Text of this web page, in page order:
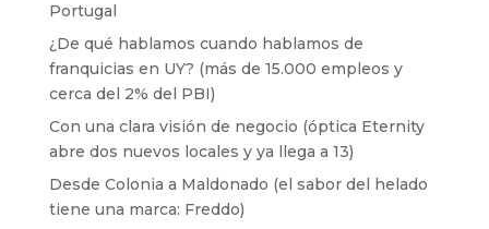
Portugal
¿De qué hablamos cuando hablamos de
franquicias en UY? (más de 15.000 empleos y
cerca del 2% del PBI)
Con una clara visión de negocio (óptica Eternity
abre dos nuevos locales y ya llega a 13)
Desde Colonia a Maldonado (el sabor del helado
tiene una marca: Freddo)